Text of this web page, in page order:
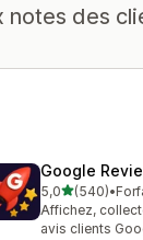
notes des
Google
5,0étoile(s) sur
(540)
540 avis au•
Affichez,
avis clients